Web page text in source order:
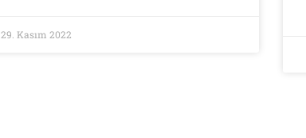
29. Kasım 2022